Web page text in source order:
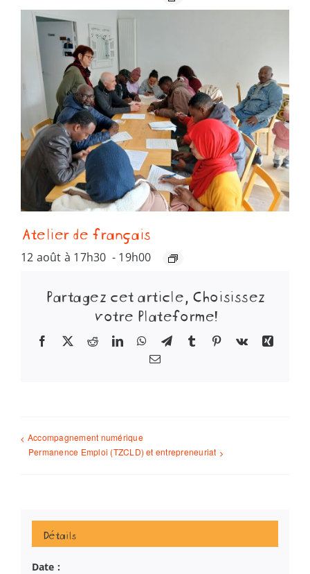
Atelier de français
12 août à 17h30 - 19h00
Partagez cet article, Choisissez
votre Plateforme!
Facebook
X RedditLinkedInWhatsApp
TelegramTumblr Pinterest
Vk
Xing
Email
Accompagnement numérique
Permanence Emploi (TZCLD) et entrepreneuriat
Détails
Date :